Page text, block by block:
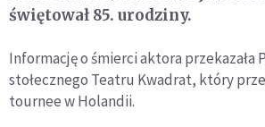
świętował 85. urodziny.
Informację o śmierci aktora przekazała
stołecznego Teatru Kwadrat, który
tournee w Holandii.